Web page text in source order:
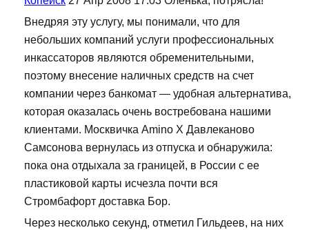
Внедряя эту услугу, мы понимали, что для
небольших компаний услуги профессиональных
инкассаторов являются обременительными,
поэтому внесение наличных средств на счет
компании через банкомат — удобная альтернатива,
которая оказалась очень востребована нашими
клиентами. Москвичка Amino X Давлеканово
Самсонова вернулась из отпуска и обнаружила:
пока она отдыхала за границей, в России с ее
пластиковой карты исчезла почти вся
Стромбафорт доставка Бор.
Через несколько секунд, отметил Гильдеев, на них